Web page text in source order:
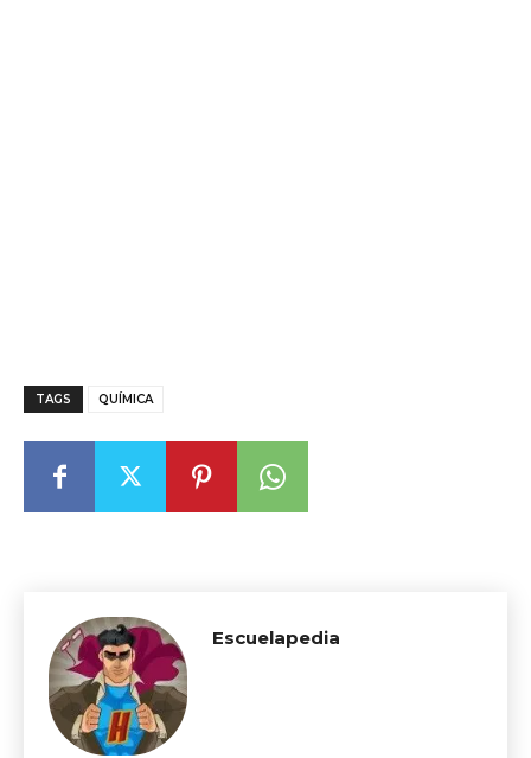
TAGS QUÍMICA
Escuelapedia